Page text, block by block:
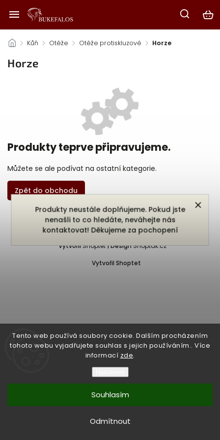
Tento web používá soubory cookie. Dalším procházením
tohoto webu vyjadřujete souhlas s jejich používáním.. Více
informací zde.
Odmítnout
Souhlasím
Produkty neustále doplňujeme. Pokud jste
nenašli to co hledáte, neváhejte nás
kontaktovat! Děkujeme za pochopení
/ Kůň / Otěže / Otěže protiskluzové / Horze
Horze
Produkty teprve připravujeme.
Můžete se ale podívat na ostatní kategorie.
Zpět do obchodu
Vytvořil Shoptet
Copyright 2026Bukefalos. Všechna práva vyhrazena.
Vytvořil Shoptet | Design Shoptak.cz